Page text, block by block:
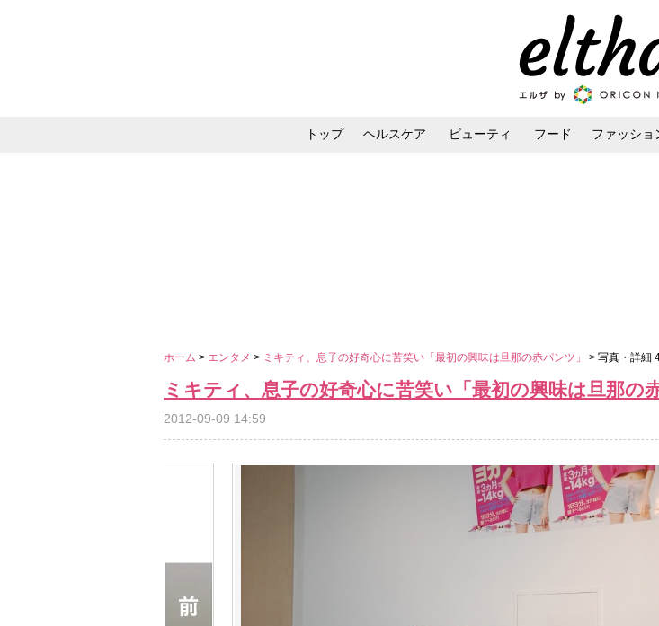
トップ ヘルスケア ビューティ フード ファッショ
ホーム > エンタメ > ミキティ、息子の好奇心に苦笑い「最初の興味は旦那の赤パンツ」 > 写真・詳細
ミキティ、息子の好奇心に苦笑い「最初の興味は旦那の
2012-09-09 14:59